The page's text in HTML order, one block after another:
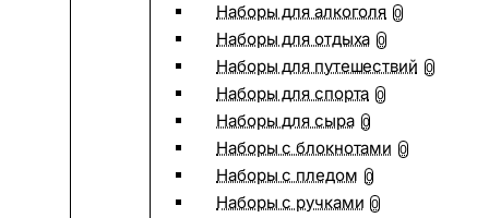
Наборы для алкоголя 0
Наборы для отдыха 0
Наборы для путешествий 0
Наборы для спорта 0
Наборы для сыра 0
Наборы с блокнотами 0
Наборы с пледом 0
Наборы с ручками 0